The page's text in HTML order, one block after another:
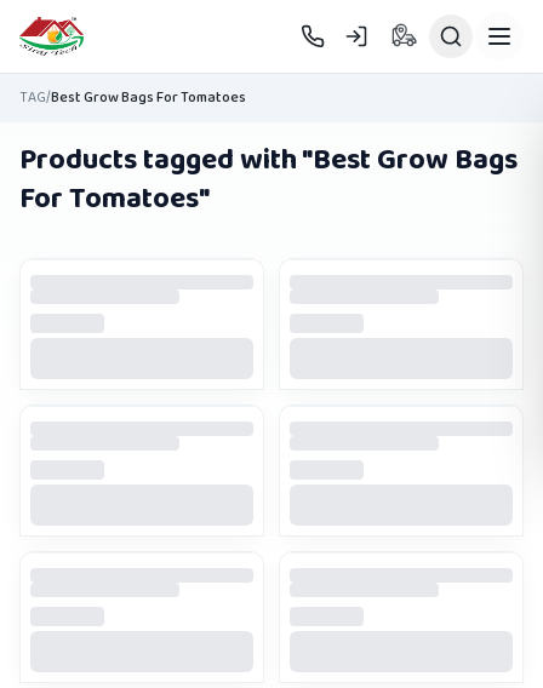
Skip to main content
TAG/Best Grow Bags For Tomatoes
Products tagged with "Best Grow Bags
For Tomatoes"